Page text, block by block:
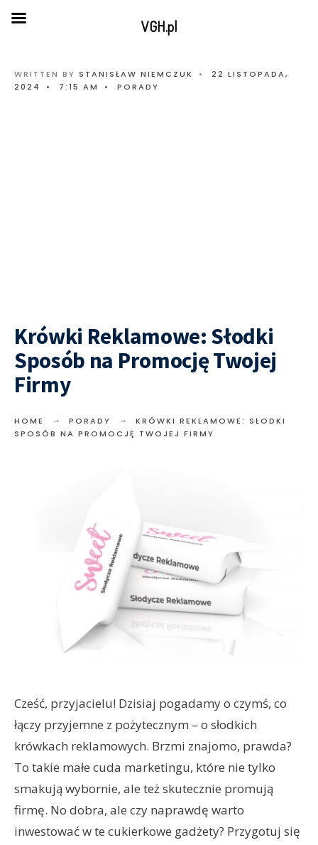
WRITTEN BY STANISŁAW NIEMCZUK •
22 LISTOPADA,
2024
• 7:15 AM • PORADY
Krówki Reklamowe: Słodki
Sposób na Promocję Twojej
Firmy
HOME PORADY
KRÓWKI REKLAMOWE: SŁODKI
SPOSÓB NA PROMOCJĘ TWOJEJ FIRMY
Cześć, przyjacielu! Dzisiaj pogadamy o czymś, co
łączy przyjemne z pożytecznym – o słodkich
krówkach reklamowych. Brzmi znajomo, prawda?
To takie małe cuda marketingu, które nie tylko
smakują wybornie, ale też skutecznie promują
firmę. No dobra, ale czy naprawdę warto
inwestować w te cukierkowe gadżety? Przygotuj się
VGH.pl